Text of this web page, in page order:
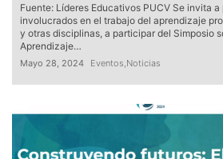
Fuente: Líderes Educativos PUCV Se invita
involucrados en el trabajo del aprendizaje
y otras disciplinas, a participar del Simposio
Aprendizaje…
Mayo 28, 2024 Eventos,Noticias